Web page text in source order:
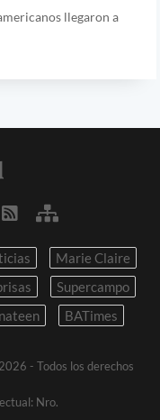
llegaron a
Marie Claire
Supercampo
BATimes
- Todos los derechos
Nro.